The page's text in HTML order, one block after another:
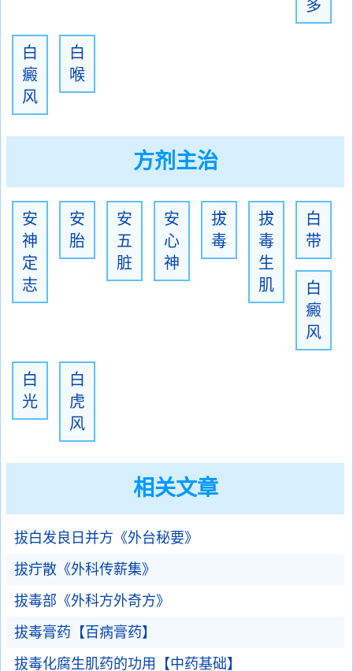
多
白
癜
风
白
喉
方剂主治
安
神
定
志
安
胎
安
五
脏
安
心
神
拔
毒
拔
毒
生
肌
白
带
白
癜
风
白
光
白
虎
风
相关文章
拔白发良日并方《外台秘要》
拔疔散《外科传薪集》
拔毒部《外科方外奇方》
拔毒膏药【百病膏药】
拔毒化腐生肌药的功用【中药基础】